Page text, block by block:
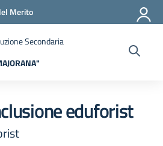
Merito
Secondaria
eduforist